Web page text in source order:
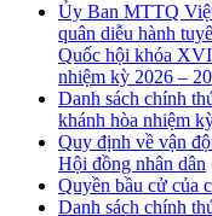
Ủy Ban MTTQ
quân diễu hành
Quốc hội khóa
nhiệm kỳ 2026 –
Danh sách chính
khánh hòa nhiệm
Quy định về vận
Hội đồng nhân dân
Quyền bầu cử của
Danh sách chính